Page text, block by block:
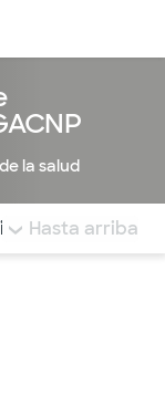
la salud
a
COMENTARIOS
Hasta arriba